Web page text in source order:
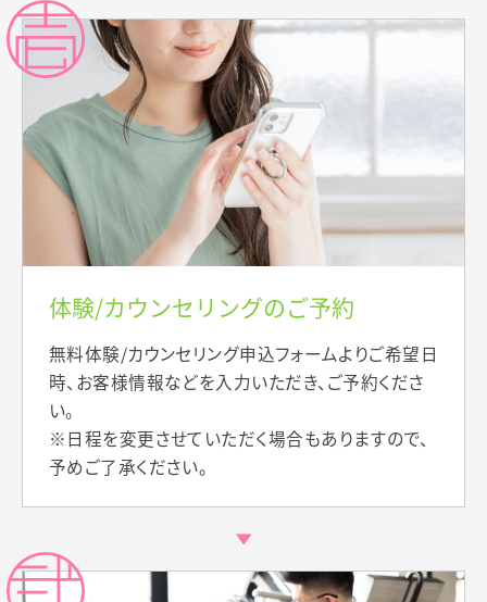
体験/カウンセリングのご予約
無料体験/カウンセリング申込フォームよりご希望日
時、お客様情報などを入力いただき、ご予約くださ
い。
※日程を変更させていただく場合もありますので、
予めご了承ください。